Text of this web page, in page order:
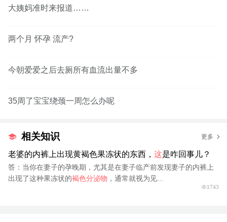
大姨妈准时来报道……
两个月 怀孕 流产?
今朝爱爱之后去厕所有血流出量不多
35周了宝宝绕颈一周怎么办呢
相关知识 更多
老婆的内裤上出现黄褐色果冻状的东西， 这是咋回事儿？
答：当你在妻子的孕晚期，尤其是在妻子临产前发现妻子的内裤上
出现了这种果冻状的褐色分泌物 ，通常就视为见...
1743